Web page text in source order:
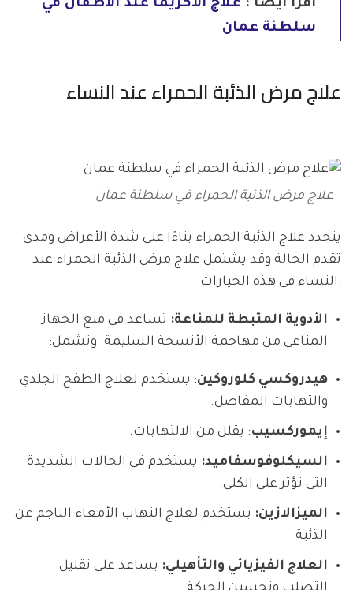
اقرأ أيضاً : علاج الاكزيما عند الاطفال في
سلطنة عمان
علاج مرض الذئبة الحمراء عند النساء
علاج مرض الذئبة الحمراء في سلطنة عمان
يتحدد علاج الذئبة الحمراء بناءًا على شدة الأعراض ومدي
تقدم الحالة وقد يشتمل علاج مرض الذئبة الحمراء عند
النساء في هذه الخيارات:
الأدوية المثبطة للمناعة: تساعد في منع الجهاز
المناعي من مهاجمة الأنسجة السليمة. وتشمل:
هيدروكسي كلوروكين: يستخدم لعلاج الطفح الجلدي
والتهابات المفاصل.
إيموركسيب: يقلل من الالتهابات.
السيكلوفوسفاميد: يستخدم في الحالات الشديدة
التي تؤثر على الكلى.
الميزالازين: يستخدم لعلاج التهاب الأمعاء الناجم عن
الذئبة
العلاج الفيزيائي والتأهيلي: يساعد على تقليل